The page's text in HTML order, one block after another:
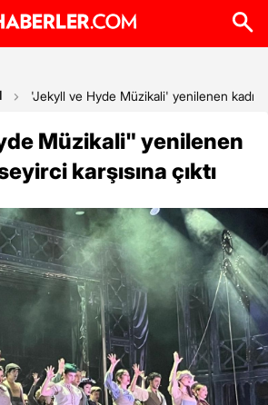
'Jekyll ve Hyde Müzikali' yenilenen
Müzikali" yenilenen
karşısına çıktı